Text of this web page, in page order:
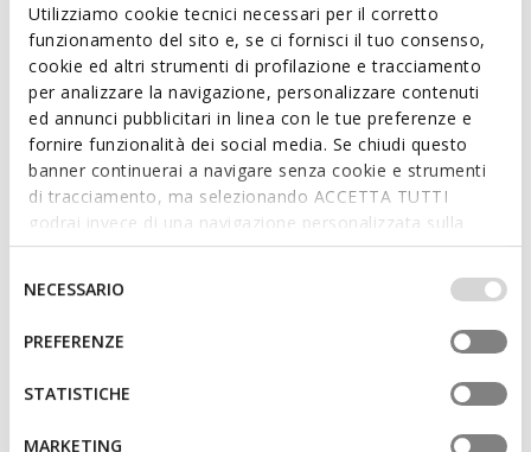
Utilizziamo cookie tecnici necessari per il corretto
funzionamento del sito e, se ci fornisci il tuo consenso,
cookie ed altri strumenti di profilazione e tracciamento
per analizzare la navigazione, personalizzare contenuti
ed annunci pubblicitari in linea con le tue preferenze e
fornire funzionalità dei social media. Se chiudi questo
banner continuerai a navigare senza cookie e strumenti
di tracciamento, ma selezionando ACCETTA TUTTI
godrai invece di una navigazione personalizzata sulla
base dei tuoi gusti ed interessi. Selezionando
IMPOSTAZIONI potrai anche scegliere quali cookies ed
altri strumenti di tracciamento autorizzare. Per maggiori
informazioni o per modificare in qualsiasi momento le
tue impostazioni, visita la nostra
del
consenso
NECESSARIO
PREFERENZE
STATISTICHE
MARKETING
Caratteristiche
Acquistando questo prodotto sostieni le
concerie certificate Leather Working Group
Calzata facile e veloce
Allacciatura con lacci e zip; Sottopiede estraibile
Tecnologie